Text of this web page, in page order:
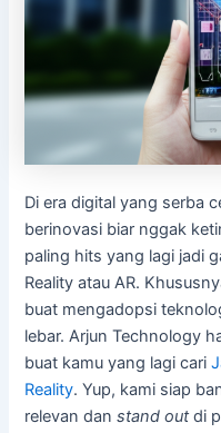
Di era digital yang serba
berinovasi biar nggak
paling hits yang lagi jadi
Reality atau AR.
buat mengadopsi
lebar. Arjun Technology
buat kamu yang lagi cari
Reality. Yup, kami siap
relevan danstand outdi